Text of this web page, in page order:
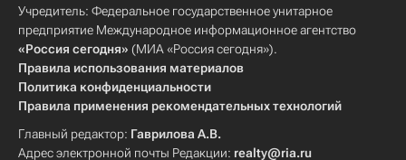
Учредитель: Федеральное государственное унитарное
предприятие Международное информационное агентство
«Россия сегодня» (МИА «Россия сегодня»).
Правила использования материалов
Политика конфиденциальности
Правила применения рекомендательных технологий
Главный редактор: Гаврилова А.В.
Адрес электронной почты Редакции: realty@ria.ru